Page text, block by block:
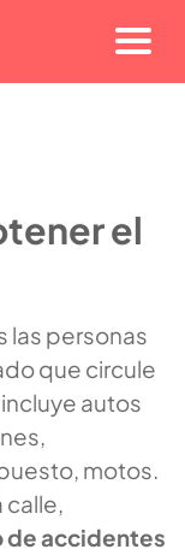
el
las personas
que circule
autos
motos.
calle,
de accidentes